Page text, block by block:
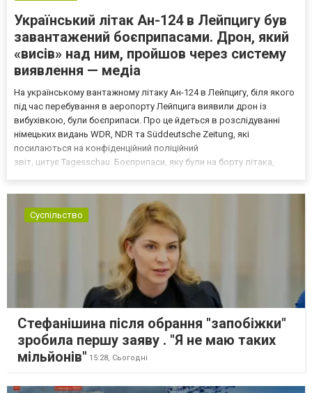
Український літак Ан-124 в Лейпцигу був
завантажений боєприпасами. Дрон, який
«висів» над ним, пройшов через систему
виявлення — медіа
На українському вантажному літаку Ан-124 в Лейпцигу, біля якого
під час перебування в аеропорту Лейпцига виявили дрон із
вибухівкою, були боєприпаси. Про це йдеться в розслідуванні
німецьких видань WDR, NDR та Süddeutsche Zeitung, які
посилаються на конфіденційний поліційний
звіт, цитує Tagesschau. Боєприпаси, яку були на борту літака,
Суспільство
Стефанішина після обрання "запобіжки"
зробила першу заяву . "Я не маю таких
мільйонів" 15:28, Сьогодні